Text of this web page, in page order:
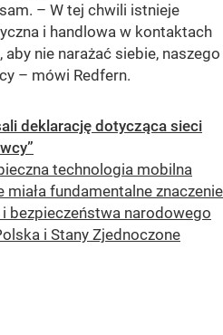
– W tej chwili istnieje
i handlowa w kontaktach
nie narażać siebie, naszego
– mówi Redfern.
deklarację dotycząca sieci
technologia mobilna
fundamentalne znaczenie
bezpieczeństwa narodowego
i Stany Zjednoczone